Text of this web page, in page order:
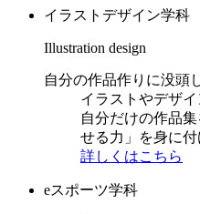
イラストデザイン学科
Illustration design
自分の作品作りに没頭
イラストやデザイ
自分だけの作品
せる力」を身に付
詳しくはこちら
eスポーツ学科